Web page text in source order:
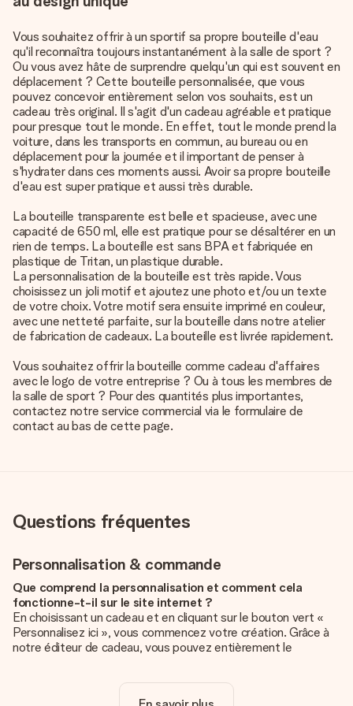
Vous souhaitez offrir à un sportif sa propre bouteille d'eau
qu'il reconnaîtra toujours instantanément à la salle de sport ?
Ou vous avez hâte de surprendre quelqu'un qui est souvent en
déplacement ? Cette bouteille personnalisée, que vous
pouvez concevoir entièrement selon vos souhaits, est un
cadeau très original. Il s'agit d'un cadeau agréable et pratique
pour presque tout le monde. En effet, tout le monde prend la
voiture, dans les transports en commun, au bureau ou en
déplacement pour la journée et il important de penser à
s'hydrater dans ces moments aussi. Avoir sa propre bouteille
d'eau est super pratique et aussi très durable.
La bouteille transparente est belle et spacieuse, avec une
capacité de 650 ml, elle est pratique pour se désaltérer en un
rien de temps. La bouteille est sans BPA et fabriquée en
plastique de Tritan, un plastique durable.
La personnalisation de la bouteille est très rapide. Vous
choisissez un joli motif et ajoutez une photo et/ou un texte
de votre choix. Votre motif sera ensuite imprimé en couleur,
avec une netteté parfaite, sur la bouteille dans notre atelier
de fabrication de cadeaux. La bouteille est livrée rapidement.
Vous souhaitez offrir la bouteille comme cadeau d'affaires
avec le logo de votre entreprise ? Ou à tous les membres de
la salle de sport ? Pour des quantités plus importantes,
contactez notre service commercial via le formulaire de
contact au bas de cette page.
Questions fréquentes
Personnalisation & commande
Que comprend la personnalisation et comment cela
fonctionne-t-il sur le site internet ?
En choisissant un cadeau et en cliquant sur le bouton vert «
Personnalisez ici », vous commencez votre création. Grâce à
notre éditeur de cadeau, vous pouvez entièrement le
unique pour ajouter une touche finale à votre cadeau.